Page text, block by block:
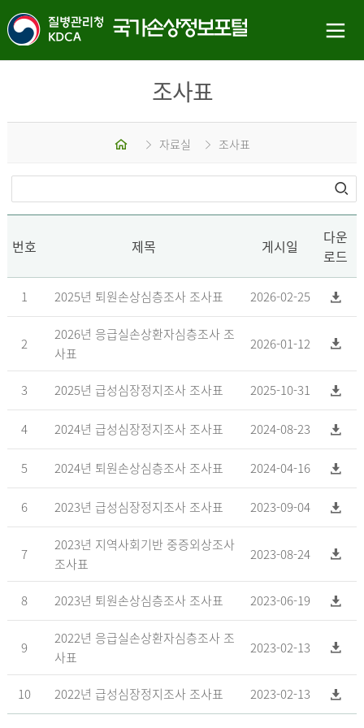
조사표
홈 자료실 조사표
번호 제목 게시일
다운
로드
1 2025년 퇴원손상심층조사 조사표 2026-02-25
2
2026년 응급실손상환자심층조사 조
사표
2026-01-12
3 2025년 급성심장정지조사 조사표 2025-10-31
4 2024년 급성심장정지조사 조사표 2024-08-23
5 2024년 퇴원손상심층조사 조사표 2024-04-16
6 2023년 급성심장정지조사 조사표 2023-09-04
7
2023년 지역사회기반 중증외상조사
조사표
2023-08-24
8 2023년 퇴원손상심층조사 조사표 2023-06-19
9
2022년 응급실손상환자심층조사 조
사표
2023-02-13
10 2022년 급성심장정지조사 조사표 2023-02-13